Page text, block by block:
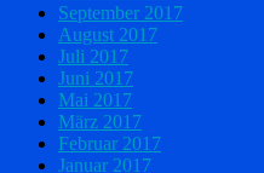
September 2017
August 2017
Juli 2017
Juni 2017
Mai 2017
März 2017
Februar 2017
Januar 2017